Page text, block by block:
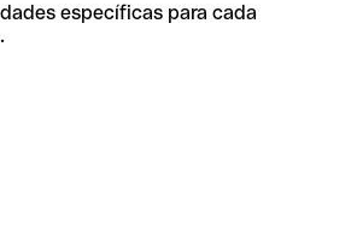
específicas para cada